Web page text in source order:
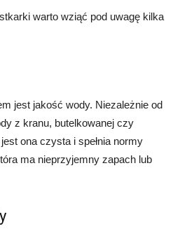
warto wziąć pod uwagę kilka
jest jakość wody. Niezależnie od
z kranu, butelkowanej czy
ona czysta i spełnia normy
ma nieprzyjemny zapach lub